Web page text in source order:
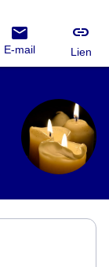
E-mail Lien